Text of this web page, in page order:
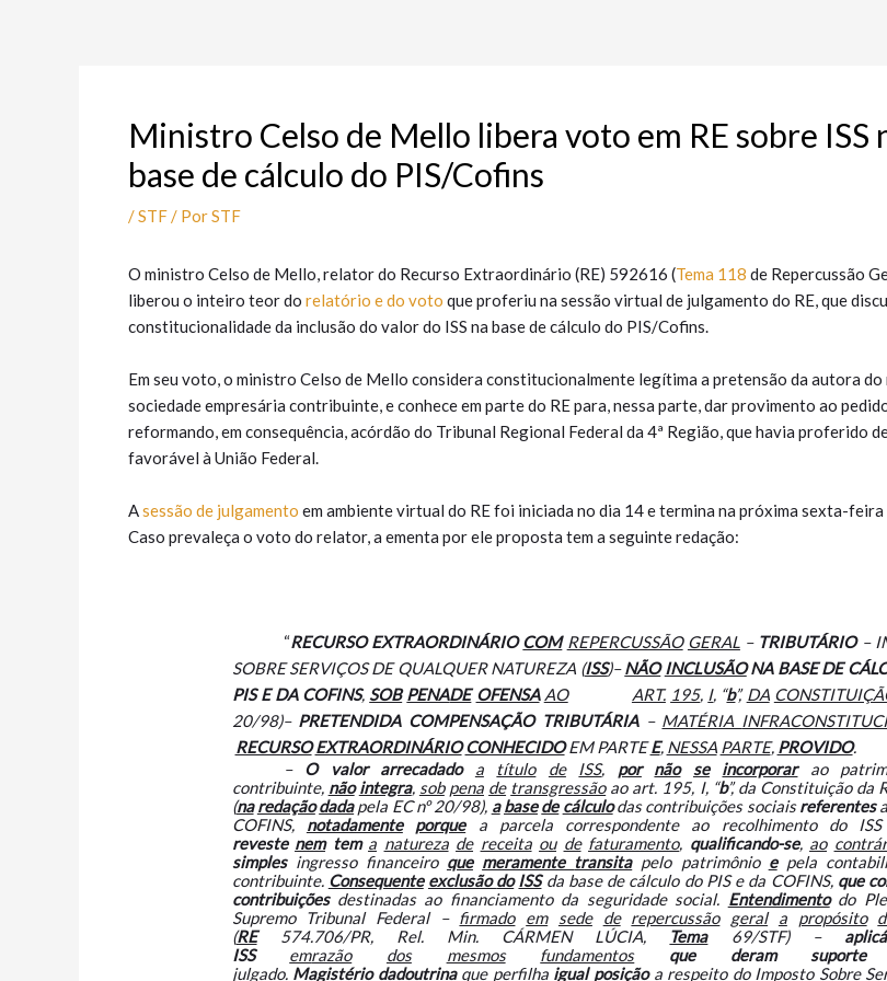
Ministro Celso de Mello libera voto em RE sobre ISS
base de cálculo do PIS/Cofins
/STF/ PorSTF
O ministro Celso de Mello, relator do Recurso Extraordinário (RE) 592616 (Tema 118 de Repercussão
liberou o inteiro teor do relatório e do voto que proferiu na sessão virtual de julgamento do RE, que
constitucionalidade da inclusão do valor do ISS na base de cálculo do PIS/Cofins.
Em seu voto, o ministro Celso de Mello considera constitucionalmente legítima a pretensão da autora do
sociedade empresária contribuinte, e conhece em parte do RE para, nessa parte, dar provimento ao
reformando, em consequência, acórdão do Tribunal Regional Federal da 4ª Região, que havia proferido
favorável à União Federal.
Asessão de julgamento em ambiente virtual do RE foi iniciada no dia 14 e termina na próxima sexta-feira
Caso prevaleça o voto do relator, a ementa por ele proposta tem a seguinte redação:
“RECURSO EXTRAORDINÁRIO COM REPERCUSSÃO GERAL – TRIBUTÁRIO –
SOBRE SERVIÇOS DE QUALQUER NATUREZA (ISS)–NÃO INCLUSÃONA BASE DE
PIS E DA COFINS,SOB PENADE OFENSA AO ART. 195, I, “b”, DA
20/98)– PRETENDIDA COMPENSAÇÃO TRIBUTÁRIA– MATÉRIA
RECURSO EXTRAORDINÁRIO CONHECIDO EM PARTEE, NESSA PARTE, PROVIDO.
– O valor arrecadado a título de ISS, por não se incorporar
ao
contribuinte, não integra, sob pena de transgressãoao art. 195, I, “b”, da Constituição da
(na redação dadapela EC nº 20/98), a base de cálculo das contribuições sociaisreferentes
COFINS, notadamente porque a parcela correspondente ao recolhimento do ISS
reveste nemtem a natureza de receita ou de faturamento, qualificando-se, ao
simples ingresso financeiro que meramente transita pelo patrimônio epela
contribuinte. Consequente exclusãodo ISSda base de cálculo do PIS e da COFINS, que
contribuições destinadas ao financiamento da seguridade social. Entendimento do
Supremo Tribunal Federal – firmado em sede de repercussão geral a propósito
(RE574.706/PR, Rel. Min. CÁRMEN LÚCIA, Tema69/STF) –
ISS
emrazão dos mesmos fundamentos que deram
julgado. Magistério dadoutrina que perfilha igual posiçãoa respeito do Imposto Sobre